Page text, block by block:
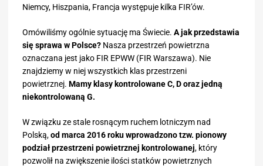
Niemcy, Hiszpania, Francja występuje kilka FIR’ów.
Omówiliśmy ogólnie sytuację ma Świecie. A jak przedstawia
się sprawa w Polsce? Nasza przestrzeń powietrzna
oznaczana jest jako FIR EPWW (FIR Warszawa). Nie
znajdziemy w niej wszystkich klas przestrzeni
powietrznej. Mamy klasy kontrolowane C, D oraz jedną
niekontrolowaną G.
W związku ze stale rosnącym ruchem lotniczym nad
Polską,od marca 2016 roku wprowadzono tzw. pionowy
podział przestrzeni powietrznej kontrolowanej, który
pozwolił na zwiększenie ilości statków powietrznych